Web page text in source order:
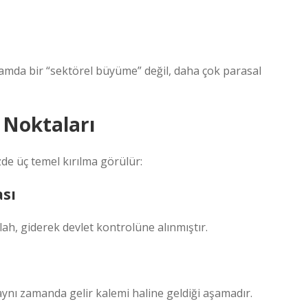
bir “sektörel büyüme” değil, daha çok parasal
üç temel kırılma görülür:
giderek devlet kontrolüne alınmıştır.
zamanda gelir kalemi haline geldiği aşamadır.